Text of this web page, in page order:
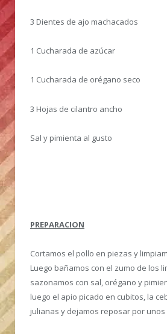
3 Dientes de ajo machacados
1 Cucharada de azúcar
1 Cucharada de orégano seco
3 Hojas de cilantro ancho
Sal y pimienta al gusto
PREPARACION
Cortamos el pollo en piezas y
Luego bañamos con el zumo de los
sazonamos con sal, orégano y
luego el apio picado en cubitos, la
julianas y dejamos reposar por unos